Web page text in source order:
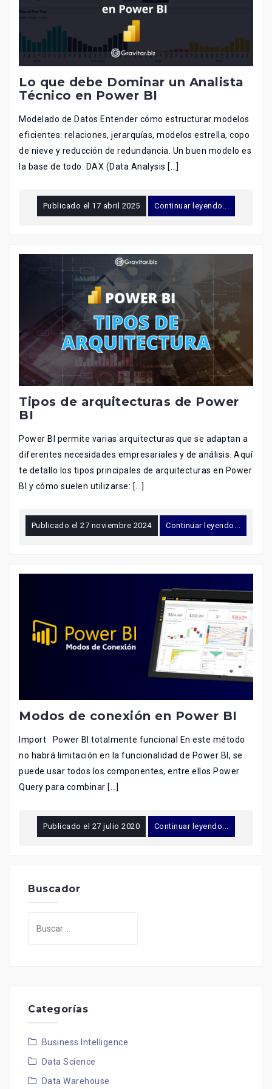
Lo que debe Dominar un Analista
Técnico en Power BI
Modelado de Datos Entender cómo estructurar modelos
eficientes: relaciones, jerarquías, modelos estrella, copo
de nieve y reducción de redundancia. Un buen modelo es
la base de todo. DAX (Data Analysis […]
Publicado el 17 abril 2025 Continuar leyendo...
Tipos de arquitecturas de Power
BI
Power BI permite varias arquitecturas que se adaptan a
diferentes necesidades empresariales y de análisis. Aquí
te detallo los tipos principales de arquitecturas en Power
BI y cómo suelen utilizarse: […]
Publicado el27 noviembre 2024 Continuar leyendo...
Modos de conexión en Power BI
Import Power BI totalmente funcional En este método
no habrá limitación en la funcionalidad de Power BI, se
puede usar todos los componentes, entre ellos Power
Query para combinar […]
Publicado el 27 julio 2020 Continuar leyendo...
Buscador
Categorías
Business Intelligence
Data Science
Data Warehouse